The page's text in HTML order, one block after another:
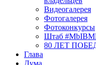
Видеогалерея
Фотогалерея
Фотоконкурсы
Штаб
80 ЛЕТ
Глава
Дума